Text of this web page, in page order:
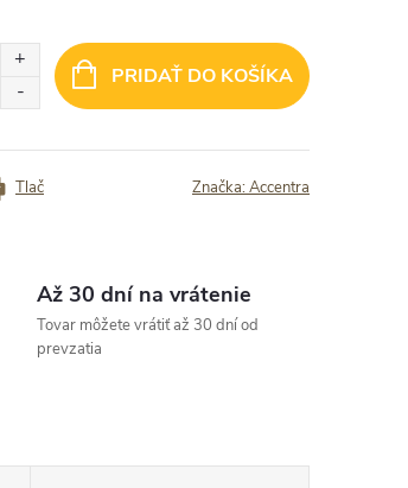
PRIDAŤ DO KOŠÍKA
Tlač Značka:Accentra
Až 30 dní na vrátenie
Tovar môžete vrátiť až 30 dní od
prevzatia